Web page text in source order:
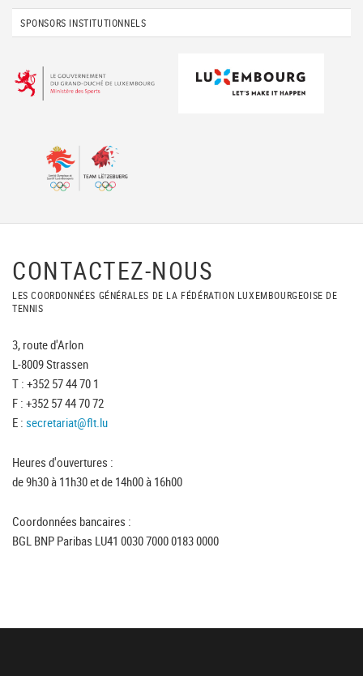
SPONSORS INSTITUTIONNELS
CONTACTEZ-NOUS
LES COORDONNÉES GÉNÉRALES DE LA FÉDÉRATION LUXEMBOURGEOISE DE
TENNIS
3, route d'Arlon
L-8009 Strassen
T : +352 57 44 70 1
F : +352 57 44 70 72
E : secretariat@flt.lu
Heures d'ouvertures :
de 9h30 à 11h30 et de 14h00 à 16h00
Coordonnées bancaires :
BGL BNP Paribas LU41 0030 7000 0183 0000